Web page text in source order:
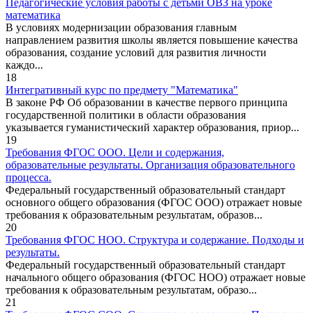
математика
В условиях модернизации образования главным
направлением развития школы является повышение качества
образования, создание условий для развития личности
каждо...
18
Интегративный курс по предмету "Математика"
В законе РФ Об образовании в качестве первого принципа
государственной политики в области образования
указывается гуманистический характер образования, приор...
19
Требования ФГОС ООО. Цели и содержания,
образовательные результаты. Организация образовательного
процесса.
Федеральный государственный образовательный стандарт
основного общего образования (ФГОС ООО) отражает новые
требования к образовательным результатам, образов...
20
Требования ФГОС НОО. Структура и содержание. Подходы и
результаты.
Федеральный государственный образовательный стандарт
начального общего образования (ФГОС НОО) отражает новые
требования к образовательным результатам, образо...
21